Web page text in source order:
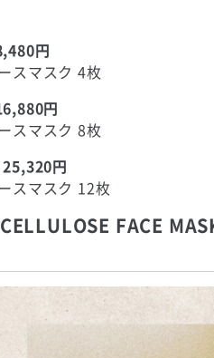
円
マスク 4枚
円
マスク 8枚
25,320円
マスク 12枚
FACE